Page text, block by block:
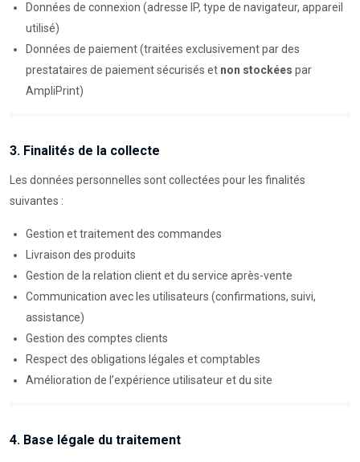
Données de connexion (adresse IP, type de navigateur, appareil
utilisé)
Données de paiement (traitées exclusivement par des
prestataires de paiement sécurisés et non stockées par
AmpliPrint)
3. Finalités de la collecte
Les données personnelles sont collectées pour les finalités
suivantes :
Gestion et traitement des commandes
Livraison des produits
Gestion de la relation client et du service après-vente
Communication avec les utilisateurs (confirmations, suivi,
assistance)
Gestion des comptes clients
Respect des obligations légales et comptables
Amélioration de l’expérience utilisateur et du site
4. Base légale du traitement